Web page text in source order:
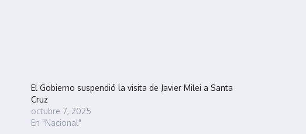
El Gobierno suspendió la visita de Javier Milei a Santa
Cruz
octubre 7, 2025
En "Nacional"